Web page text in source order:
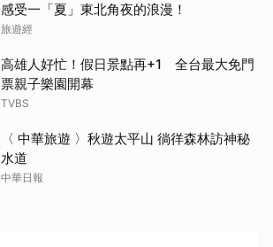
感受一「夏」東北角夜的浪漫！
旅遊經
高雄人好忙！假日景點再+1 全台最大免門
票親子樂園開幕
TVBS
〈 中華旅遊 〉秋遊太平山 徜徉森林訪神秘
水道
中華日報